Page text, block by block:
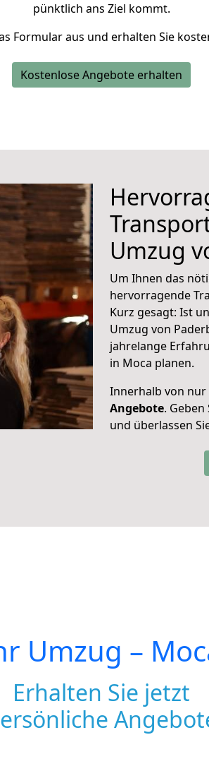
pünktlich ans Ziel kommt.
Formular aus und erhalten Sie
Kostenlose Angebote erhalten
Umzug
Um Ihnen das
hervorragende
Kurz gesagt: Ist
Umzug von
jahrelange
in Moca planen.
Innerhalb von nur
Angebote.
und überlassen
Umzug –
Erhalten Sie jetzt